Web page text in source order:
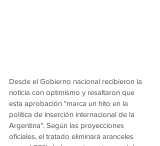
Desde el Gobierno nacional recibieron la
noticia con optimismo y resaltaron que
esta aprobación "marca un hito en la
política de inserción internacional de la
Argentina". Según las proyecciones
oficiales, el tratado eliminará aranceles